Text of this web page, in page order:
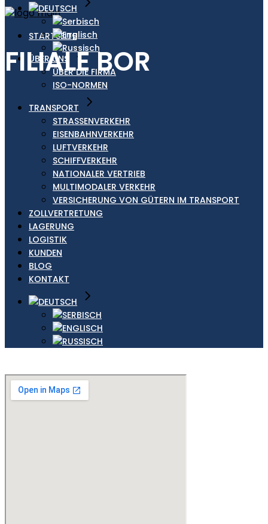
STARTSEITE
ÜBER UNS
ÜBER DIE FIRMA
ISO-NORMEN
TRANSPORT
STRASSENVERKEHR
EISENBAHNVERKEHR
LUFTVERKEHR
SCHIFFVERKEHR
NATIONALER VERTRIEB
MULTIMODALER VERKEHR
VERSICHERUNG VON GÜTERN IM TRANSPORT
ZOLLVERTRETUNG
LAGERUNG
LOGISTIK
KUNDEN
BLOG
KONTAKT
FILIALE BOR